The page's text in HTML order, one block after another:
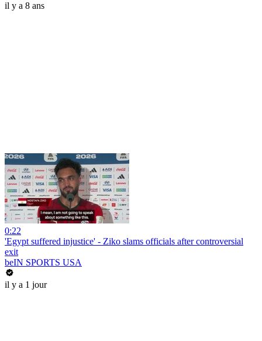
il y a 8 ans
0:22
'Egypt suffered injustice' - Ziko slams officials after controversial
exit
beIN SPORTS USA
il y a 1 jour